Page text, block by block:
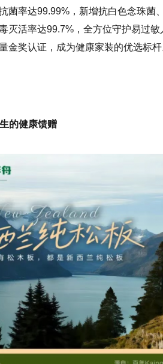
菌率达99.99%，新增抗白色念珠菌
灭活率达99.7%，全方位守护易过
金奖认证，成为健康家装的优选标杆
的健康馈赠